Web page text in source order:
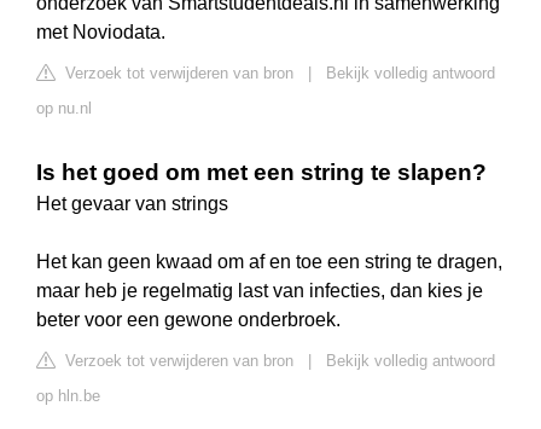
met Noviodata.
Verzoek tot verwijderen van bron
Bekijk volledig antwoord
op nu.nl
Is het goed om met een string te slapen?
Het gevaar van strings
Het kan geen kwaad om af en toe een string te dragen,
maar heb je regelmatig last van infecties, dan kies je
beter voor een gewone onderbroek.
Verzoek tot verwijderen van bron
Bekijk volledig antwoord
op hln.be